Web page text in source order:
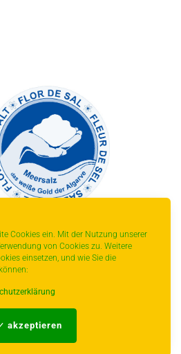
Cookies ein. Mit der Nutzung unserer
von Cookies zu. Weitere
einsetzen, und wie Sie die
akzeptieren
Lieferzeiten für andere Länder
mit den Versandinformationen.
Versandbedingungen
Datenschutzerklärung